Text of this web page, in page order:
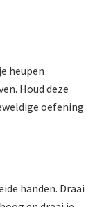
heupen
Houd deze
oefening
handen. Draai